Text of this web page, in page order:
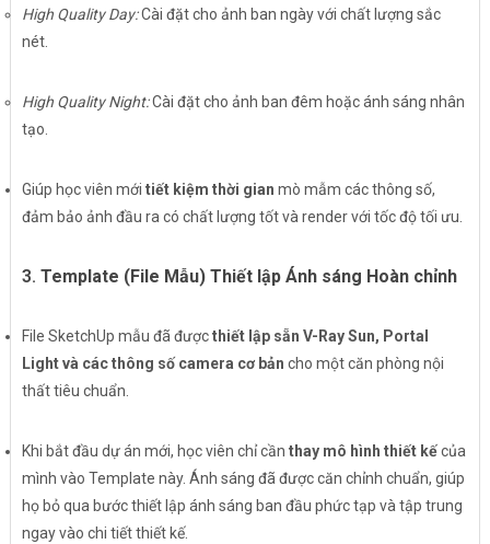
High Quality Day:Cài đặt cho ảnh ban ngày với chất lượng sắc
nét.
High Quality Night:Cài đặt cho ảnh ban đêm hoặc ánh sáng nhân
tạo.
Giúp học viên mới tiết kiệm thời gian mò mẫm các thông số,
đảm bảo ảnh đầu ra có chất lượng tốt và render với tốc độ tối ưu.
3. Template (File Mẫu) Thiết lập Ánh sáng Hoàn chỉnh
File SketchUp mẫu đã đượcthiết lập sẵn V-Ray Sun, Portal
Light và các thông số camera cơ bản cho một căn phòng nội
thất tiêu chuẩn.
Khi bắt đầu dự án mới, học viên chỉ cần thay mô hình thiết kếcủa
mình vào Template này. Ánh sáng đã được căn chỉnh chuẩn, giúp
họ bỏ qua bước thiết lập ánh sáng ban đầu phức tạp và tập trung
ngay vào chi tiết thiết kế.